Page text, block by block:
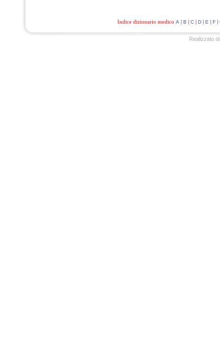
Indice dizionario medico A | B | C| D| E | F|
Realizzato